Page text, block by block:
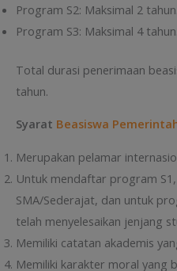
Program S2: Maksimal 2 tahun.
Program S3: Maksimal 4 tahun.
Total durasi penerimaan
tahun.
Syarat Beasiswa
Merupakan pelamar
Untuk mendaftar program
SMA/Sederajat, dan untuk
telah menyelesaikan jenjang
Memiliki catatan akademis
Memiliki karakter moral yang